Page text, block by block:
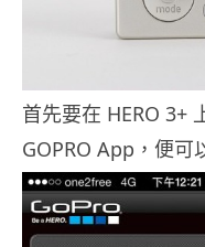
首先要在 HERO 3+
GOPRO App，便可